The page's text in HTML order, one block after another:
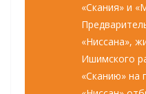
«Скания» и
«Ниссана»,
Ишимского
«Сканию» на